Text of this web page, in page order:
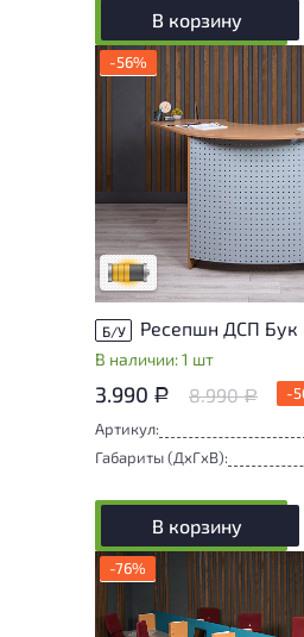
В корзину
-56%
Товар может иметь
повреждения и/или следы
не влияющие на удобство
использования
Удовлетворительный
Б/У Ресепшн ДСП Бук
В наличии: 1 шт
3.990 Р 8.990Р
-
Артикул:
Габариты (ДxГxВ):
В корзину
-76%